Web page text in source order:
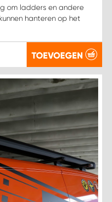
om ladders en andere
hanteren op het
TOEVOEGEN